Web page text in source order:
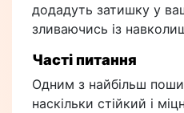
додадуть затишку у
зливаючись із
Часті питання
Одним з найбільш
наскільки стійкий і